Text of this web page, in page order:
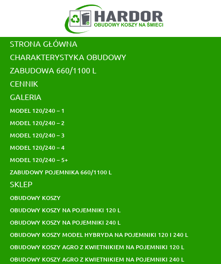
STRONA GŁÓWNA
CHARAKTERYSTYKA OBUDOWY
ZABUDOWA 660/1100 L
CENNIK
GALERIA
MODEL 120/240 – 1
MODEL 120/240 – 2
MODEL 120/240 – 3
MODEL 120/240 – 4
MODEL 120/240 – 5+
ZABUDOWY POJEMNIKA 660/1100 L
SKLEP
OBUDOWY KOSZY
OBUDOWY KOSZY NA POJEMNIKI 120 L
OBUDOWY KOSZY NA POJEMNIKI 240 L
OBUDOWY KOSZY MODEL HYBRYDA NA POJEMNIKI 120 I 240 L
OBUDOWY KOSZY AGRO Z KWIETNIKIEM NA POJEMNIKI 120 L
OBUDOWY KOSZY AGRO Z KWIETNIKIEM NA POJEMNIKI 240 L